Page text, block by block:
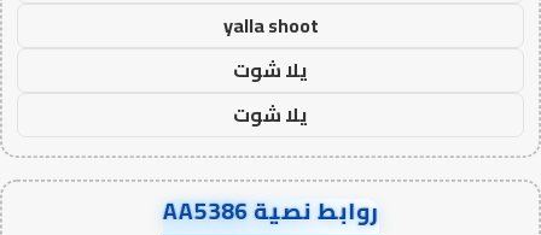
yalla shoot
يلا شوت
يلا شوت
روابط نصية AA5386